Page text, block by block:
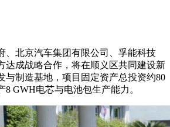
、北京汽车集团有限公司、孚能科技
达成战略合作，将在顺义区共同建设新
与制造基地，项目固定资产总投资约80
GWH电芯与电池包生产能力。